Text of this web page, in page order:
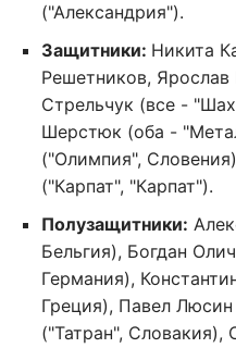
("Александрия").
Защитники: Никита
Решетников,
Стрельчук (все -
Шерстюк (оба -
("Олимпия",
("Карпат", "Карпат").
Полузащитники:
Бельгия), Богдан
Германия),
Греция), Павел
("Татран", Словакия),